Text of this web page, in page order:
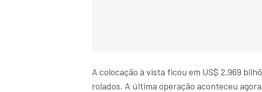
A colocação à vista ficou em US$ 2,969
rolados. A última operação aconteceu